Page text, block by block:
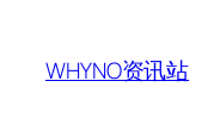
WHYNO资讯站